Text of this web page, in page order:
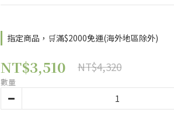
指定商品，🛒滿$2000免運(海外地區除外)
NT$3,510 NT$4,320
數量